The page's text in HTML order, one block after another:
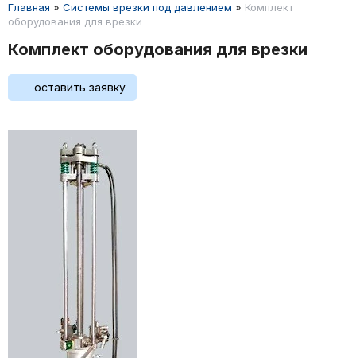
Главная » Системы врезки под давлением » Комплект
оборудования для врезки
Комплект оборудования для врезки
оставить заявку